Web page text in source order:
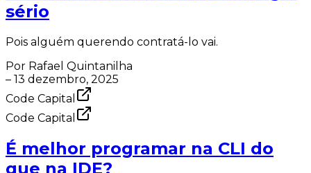
sério
Pois alguém querendo contratá-lo vai.
Por Rafael Quintanilha
– 13 dezembro, 2025
Code Capital
Code Capital
É melhor programar na CLI do
que na IDE?